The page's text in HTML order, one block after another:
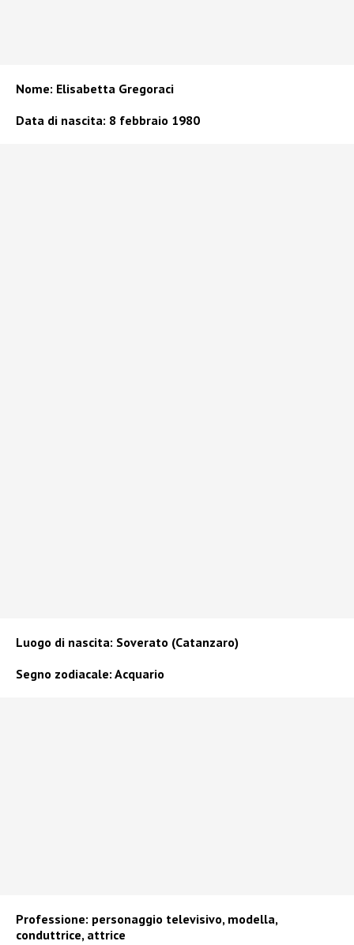
Nome: Elisabetta Gregoraci
Data di nascita: 8 febbraio 1980
Luogo di nascita: Soverato (Catanzaro)
Segno zodiacale: Acquario
Professione: personaggio televisivo, modella,
conduttrice, attrice